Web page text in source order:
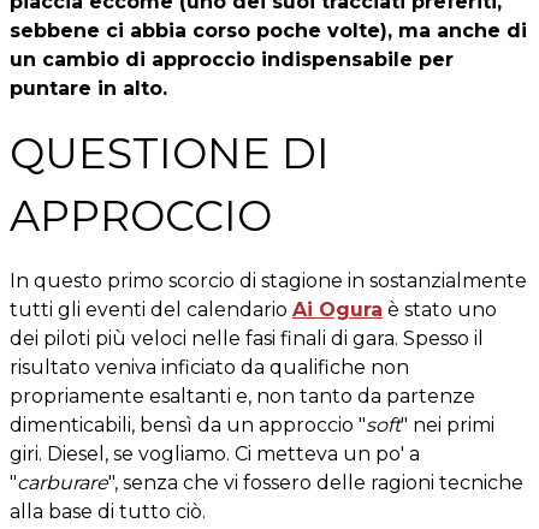
sebbene ci abbia corso poche volte), ma anche di
un cambio di approccio indispensabile per
puntare in alto.
QUESTIONE DI
APPROCCIO
In questo primo scorcio di stagione in sostanzialmente
tutti gli eventi del calendario Ai Ogura è stato uno
dei piloti più veloci nelle fasi finali di gara. Spesso il
risultato veniva inficiato da qualifiche non
propriamente esaltanti e, non tanto da partenze
dimenticabili, bensì da un approccio "soft" nei primi
giri. Diesel, se vogliamo. Ci metteva un po' a
"carburare", senza che vi fossero delle ragioni tecniche
alla base di tutto ciò.